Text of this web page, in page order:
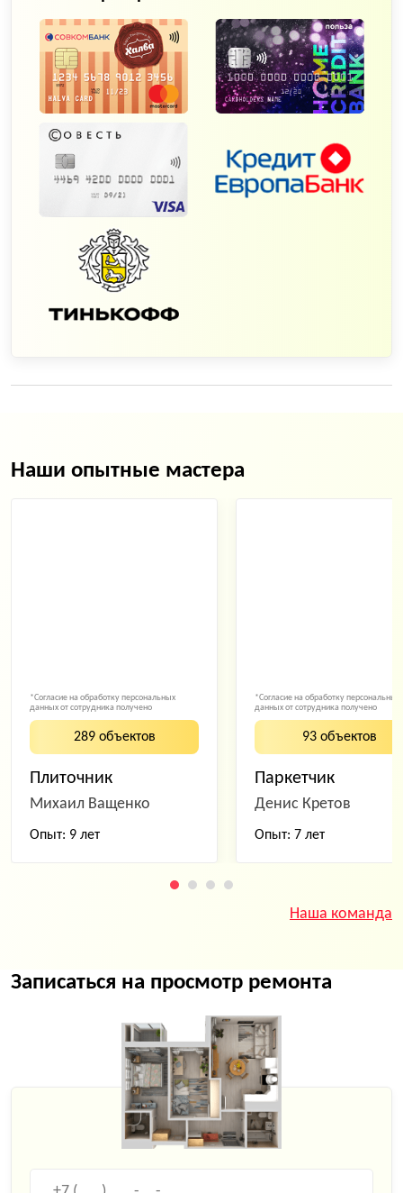
Наши опытные мастера
*Согласие на обработку персональных
данных от сотрудника получено
289 объектов
Плиточник
Михаил Ващенко
Опыт: 9 лет
*Согласие на обработку персональных
данных от сотрудника получено
93 объектов
Паркетчик
Денис Кретов
Опыт: 7 лет
Наша команда
Записаться на просмотр ремонта